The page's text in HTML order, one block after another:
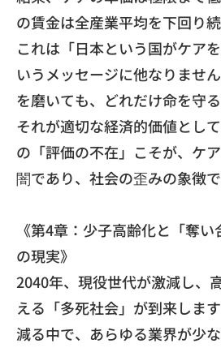
の賃金は全産業平均を下回り続
これは「日本という国がケア
いうメッセージに他なりませ
を磨いても、 どれだけ命を守
それが適切な経済的価値とし
の「評価の不在」 こそが、ケ
闇であり、社会の歪みの象徴で
《第4章：少子高齢化と「奪
の現実》
​2040年、現役世代が激減し、
える「多死社会」が到来しま
減る中で、 あらゆる業界が少